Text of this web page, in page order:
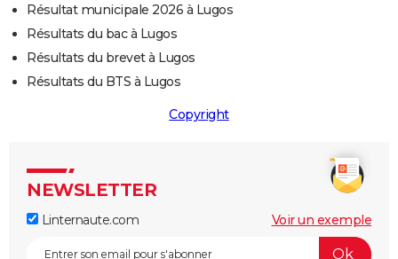
Résultat municipale 2026 à Lugos
Résultats du bac à Lugos
Résultats du brevet à Lugos
Résultats du BTS à Lugos
Copyright
NEWSLETTER
Linternaute.com Voir un exemple